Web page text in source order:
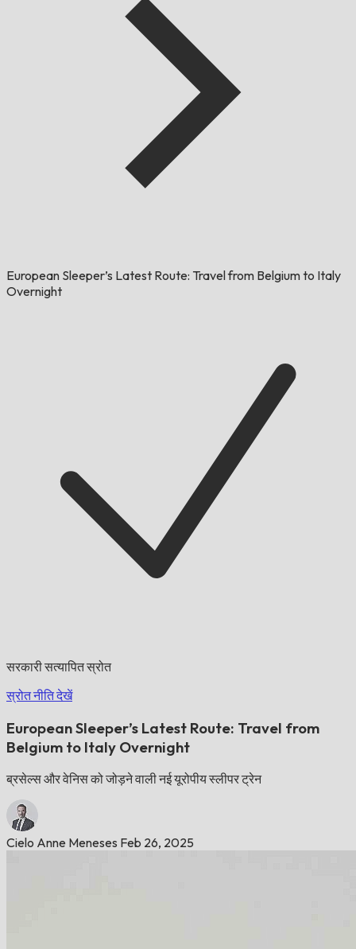
European Sleeper’s Latest Route: Travel from Belgium to Italy
Overnight
सरकारी सत्यापित स्रोत
स्रोत नीति देखें
European Sleeper’s Latest Route: Travel from
Belgium to Italy Overnight
ब्रसेल्स और वेनिस को जोड़ने वाली नई यूरोपीय स्लीपर ट्रेन
Cielo Anne Meneses Feb 26, 2025